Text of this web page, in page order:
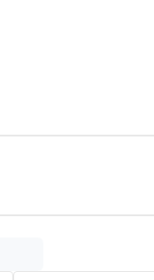
de meest
.Nutrilon®